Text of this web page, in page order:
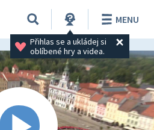
Přihlas se a ukládej si
oblíbené hry a videa.
MENU